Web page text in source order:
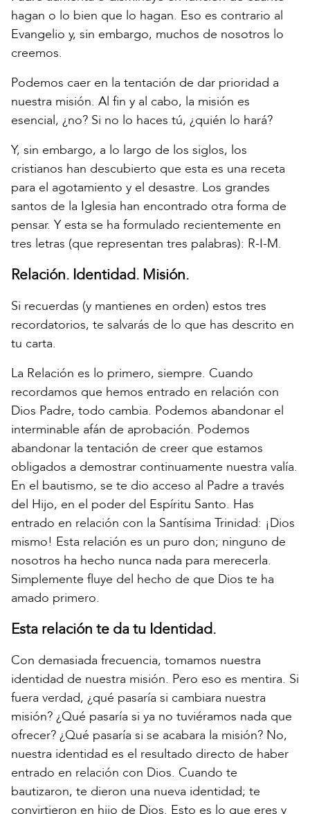
hagan o lo bien que lo hagan. Eso es contrario al
Evangelio y, sin embargo, muchos de nosotros lo
creemos.
Podemos caer en la tentación de dar prioridad a
nuestra misión. Al fin y al cabo, la misión es
esencial, ¿no? Si no lo haces tú, ¿quién lo hará?
Y, sin embargo, a lo largo de los siglos, los
cristianos han descubierto que esta es una receta
para el agotamiento y el desastre. Los grandes
santos de la Iglesia han encontrado otra forma de
pensar. Y esta se ha formulado recientemente en
tres letras (que representan tres palabras): R-I-M.
Relación. Identidad. Misión.
Si recuerdas (y mantienes en orden) estos tres
recordatorios, te salvarás de lo que has descrito en
tu carta.
La Relación es lo primero, siempre. Cuando
recordamos que hemos entrado en relación con
Dios Padre, todo cambia. Podemos abandonar el
interminable afán de aprobación. Podemos
abandonar la tentación de creer que estamos
obligados a demostrar continuamente nuestra valía.
En el bautismo, se te dio acceso al Padre a través
del Hijo, en el poder del Espíritu Santo. Has
entrado en relación con la Santísima Trinidad: ¡Dios
mismo! Esta relación es un puro don; ninguno de
nosotros ha hecho nunca nada para merecerla.
Simplemente fluye del hecho de que Dios te ha
amado primero.
Esta relación te da tu Identidad.
Con demasiada frecuencia, tomamos nuestra
identidad de nuestra misión. Pero eso es mentira. Si
fuera verdad, ¿qué pasaría si cambiara nuestra
misión? ¿Qué pasaría si ya no tuviéramos nada que
ofrecer? ¿Qué pasaría si se acabara la misión? No,
nuestra identidad es el resultado directo de haber
entrado en relación con Dios. Cuando te
bautizaron, te dieron una nueva identidad; te
convirtieron en hijo de Dios. Esto es lo que eres y